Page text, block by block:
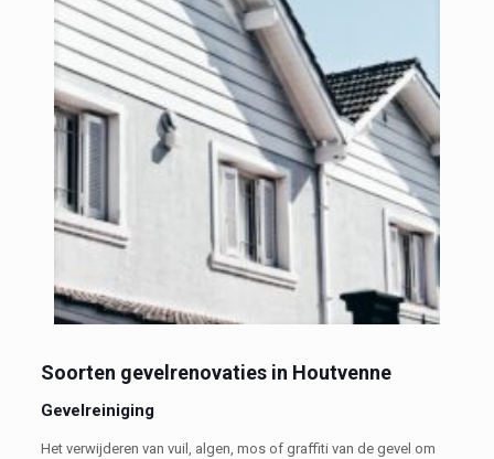
Soorten gevelrenovaties in Houtvenne
Gevelreiniging
Het verwijderen van vuil, algen, mos of graffiti van de gevel om